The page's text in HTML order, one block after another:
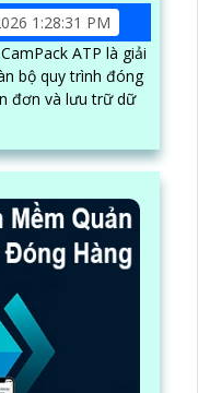
1:28:31 PM
ATP là giải
bộ quy trình đóng
đơn và lưu trữ dữ